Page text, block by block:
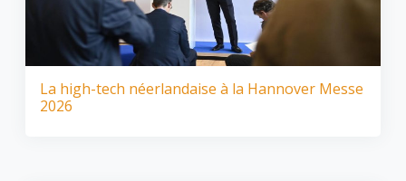
La high-tech néerlandaise à la Hannover Messe
2026